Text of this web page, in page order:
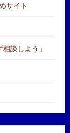
サイト
談しよう」